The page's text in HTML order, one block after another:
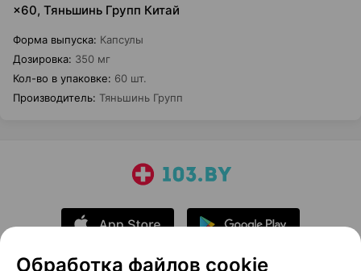
×60, Тяньшинь Групп Китай
Форма выпуска: Капсулы
Дозировка: 350 мг
Кол-во в упаковке: 60 шт.
Производитель: Тяньшинь Групп
Обработка файлов cookie